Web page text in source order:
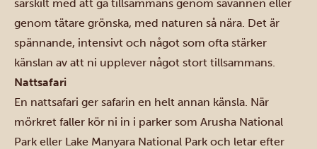
särskilt med att gå tillsammans genom savannen eller
genom tätare grönska, med naturen så nära. Det är
spännande, intensivt och något som ofta stärker
känslan av att ni upplever något stort tillsammans.
Nattsafari
En nattsafari ger safarin en helt annan känsla. När
mörkret faller kör ni in i parker som Arusha National
Park eller Lake Manyara National Park och letar efter